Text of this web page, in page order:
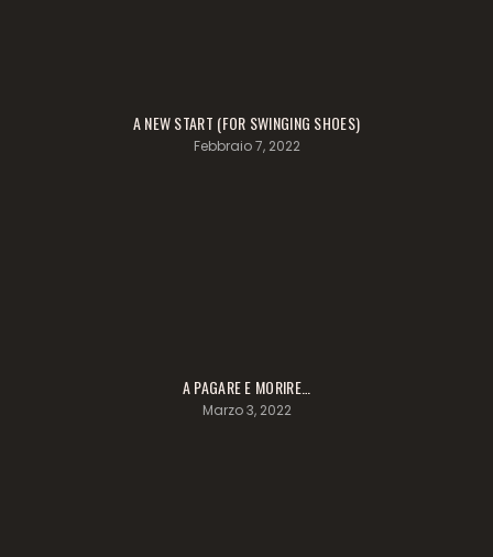
A NEW START (FOR SWINGING SHOES)
Febbraio 7, 2022
A PAGARE E MORIRE…
Marzo 3, 2022